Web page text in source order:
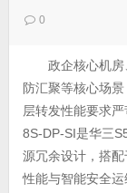
0
政企核心机
防汇聚等核心场
层转发性能要求
8S-DP-SI是华三
源冗余设计，搭
性能与智能安全